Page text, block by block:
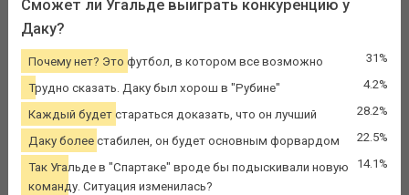
Сможет ли Угальде выиграть конкуренцию у
Даку?
Почему нет? Это футбол, в котором все возможно 31%
Трудно сказать. Даку был хорош в "Рубине" 4.2%
Каждый будет стараться доказать, что он лучший 28.2%
Даку более стабилен, он будет основным форвардом 22.5%
Так Угальде в "Спартаке" вроде бы подыскивали новую
команду. Ситуация изменилась?
14.1%